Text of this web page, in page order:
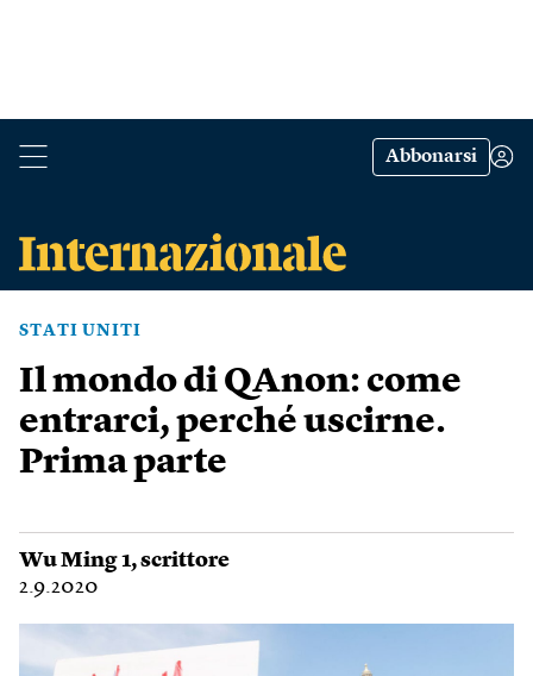
Abbonarsi
STATI UNITI
Il mondo di QAnon: come
entrarci, perché uscirne.
Prima parte
Wu Ming 1, scrittore
2.9.2020